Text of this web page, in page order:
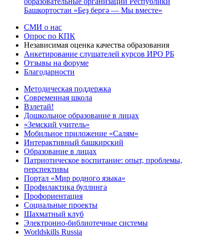
Башкортостан «Беҙ бергә — Мы вместе»
СМИ о нас
Опрос по КПК
Независимая оценка качества образования
Анкетирование слушателей курсов ИРО РБ
Отзывы на форуме
Благодарности
Методическая поддержка
Современная школа
Взлетай!
Дошкольное образование в лицах
«Земский учитель»
Мобильное приложение «Салям»
Интерактивный башкирский
Образование в лицах
Патриотическое воспитание: опыт, проблемы,
перспективы
Портал «Мир родного языка»
Профилактика буллинга
Профориентация
Социальные проекты
Шахматный клуб
Электронно-библиотечные системы
Worldskills Russia